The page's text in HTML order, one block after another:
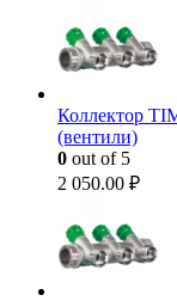
Коллектор
(вентили)
0 out of 5
2 050.00 ₽